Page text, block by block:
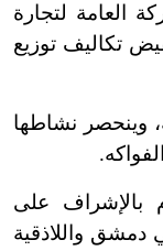
العامة لتجارة
تكاليف توزيع
وينحصر نشاطها
بالإشراف على
دمشق واللاذقية